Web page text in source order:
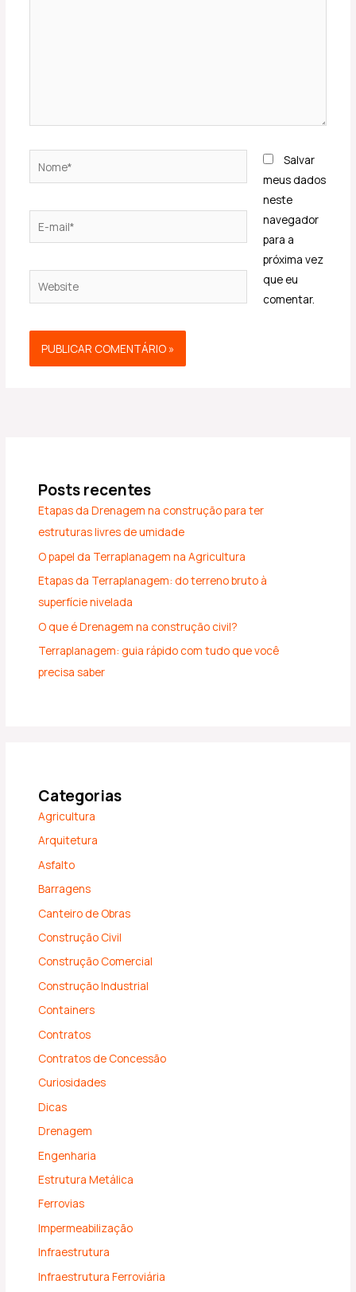
mail*
Website
Salvar
meus dados
neste
navegador
para a
próxima vez
que eu
comentar.
Posts recentes
Etapas da Drenagem na construção para ter
estruturas livres de umidade
O papel da Terraplanagem na Agricultura
Etapas da Terraplanagem: do terreno bruto à
superfície nivelada
O que é Drenagem na construção civil?
Terraplanagem: guia rápido com tudo que você
precisa saber
Categorias
Agricultura
Arquitetura
Asfalto
Barragens
Canteiro de Obras
Construção Civil
Construção Comercial
Construção Industrial
Containers
Contratos
Contratos de Concessão
Curiosidades
Dicas
Drenagem
Engenharia
Estrutura Metálica
Ferrovias
Impermeabilização
Infraestrutura
Infraestrutura Ferroviária